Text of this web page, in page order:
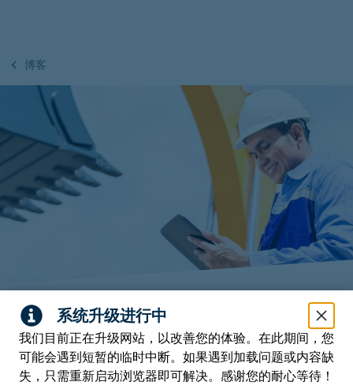
博客
返回概述
行走机械解决方案
我们目前正在升级网站，以改善您的体验。在此期间，您
可能会遇到短暂的临时中断。如果遇到加载问题或内容缺
失，只需重新启动浏览器即可解决。感谢您的耐心等待！